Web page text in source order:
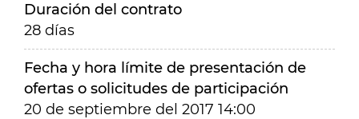
Duración del contrato
28 días
Fecha y hora límite de presentación de
ofertas o solicitudes de participación
20 de septiembre del 2017 14:00